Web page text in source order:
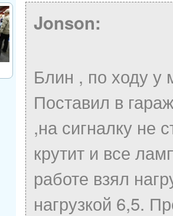
Jonson:
Блин , по ходу у
Поставил в
,на сигналку не
крутит и все
работе взял
нагрузкой 6,5.